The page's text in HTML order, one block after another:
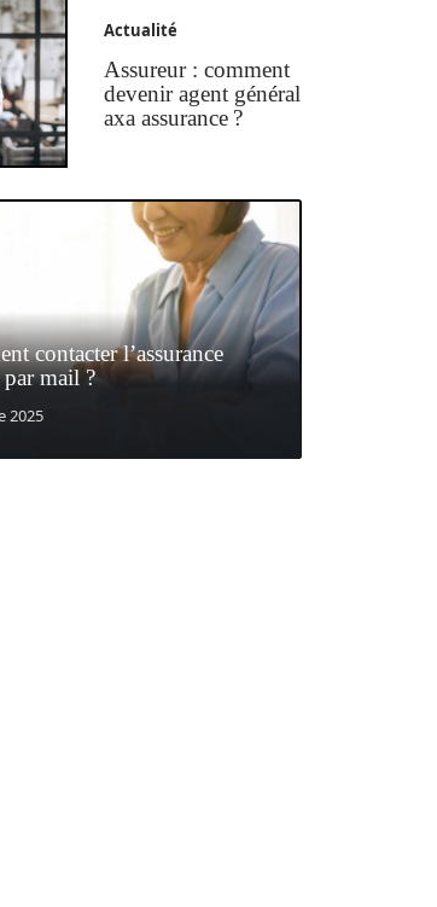
Actualité
Assureur : comment
devenir agent général
axa assurance ?
contacter l’assurance
par mail ?
2025